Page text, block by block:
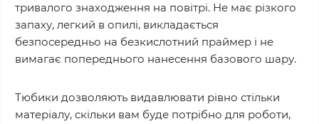
тривалого знаходження на повітрі. Не має різкого
запаху, легкий в опилі, викладається
безпосередньо на безкислотний праймер і не
вимагає попереднього нанесення базового шару.
Тюбики дозволяють видавлювати рівно стільки
матеріалу, скільки вам буде потрібно для роботи,